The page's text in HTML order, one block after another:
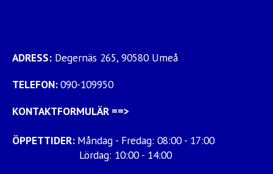
ADRESS: Degernäs 265, 90580 Umeå
TELEFON:090-109950
KONTAKTFORMULÄR ==>
ÖPPETTIDER: Måndag - Fredag: 08:00 - 17:00
Lördag: 10:00 - 14:00